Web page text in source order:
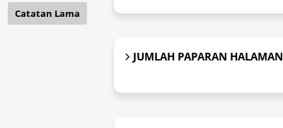
Catatan Lama
JUMLAH PAPARAN HALAMAN